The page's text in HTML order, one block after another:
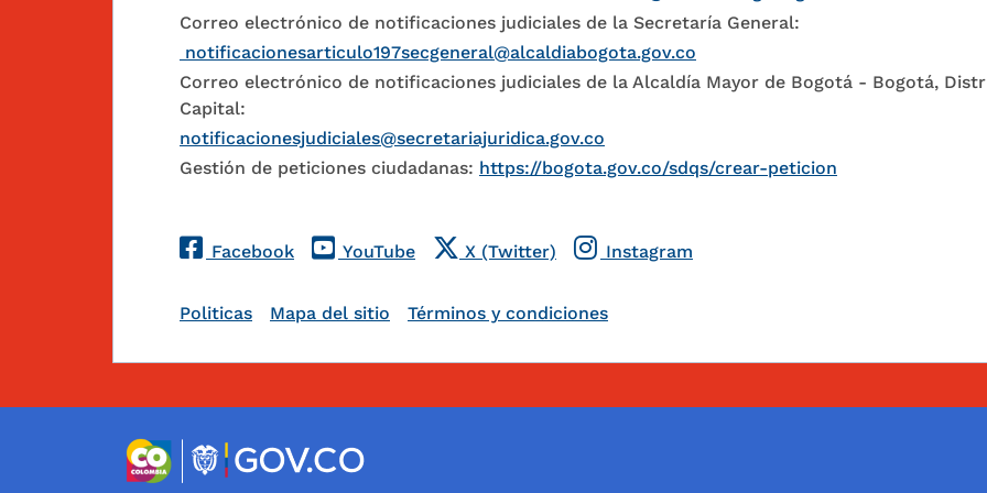
Correo electrónico de notificaciones judiciales de la Secretaría General:
notificacionesarticulo197secgeneral@alcaldiabogota.gov.co
Correo electrónico de notificaciones judiciales de la Alcaldía Mayor de Bogotá - Bogotá,
Capital:
notificacionesjudiciales@secretariajuridica.gov.co
Gestión de peticiones ciudadanas: https://bogota.gov.co/sdqs/crear-peticion
Redes Sociales
Facebook YouTube X (Twitter) Instagram
Pie de página
Politicas Mapa del sitio Términos y condiciones